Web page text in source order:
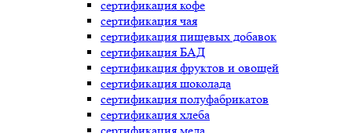
сертификация кофе
сертификация чая
сертификация пищевых добавок
сертификация БАД
сертификация фруктов и овощей
сертификация шоколада
сертификация полуфабрикатов
сертификация хлеба